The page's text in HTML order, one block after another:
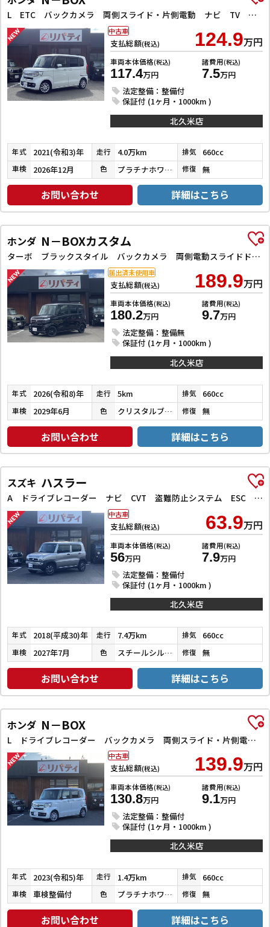
L ETC バックカメラ 両側スライド・片側電動 ナビ TV クリアランスソナー オートクルーズコントロール レーンアシスト 衝突被害軽減システム オートライト スマートキー アイドリングストップ
支払総額(税込) 124.9万円
車両本体価格(税込)
117.4万円
諸費用(税込)
7.5万円
法定整備：整備付
保証付 (1ヶ月・1000km )
中古車
北久米店
年式 2021(令和3)年 走行 4.0万km 排気 660cc
車検 2026年12月 色 プラチナホワイトパール 修復 無
お問い合わせ 詳細はこちら
ホンダ N－BOXカスタム
ターボ ブラックスタイル バックカメラ 両側電動スライドドア クリアランスソナー オートクルーズコントロール レーンアシスト オートライト スマートキー アイドリングストップ 電動格納ミラー シートヒーター CVT ESC
支払総額(税込) 189.9万円
車両本体価格(税込)
180.2万円
諸費用(税込)
9.7万円
法定整備：整備無
保証付 (1ヶ月・1000km )
届出済未使用車
北久米店
年式 2026(令和8)年 走行 5km 排気 660cc
車検 2029年6月 色 クリスタルブラックパール 修復 無
お問い合わせ 詳細はこちら
スズキ ハスラー
A ドライブレコーダー ナビ CVT 盗難防止システム ESC CD ミュージックプレイヤー接続可 Bluetooth エアコン パワーステアリング
支払総額(税込) 63.9万円
車両本体価格(税込)
56万円
諸費用(税込)
7.9万円
法定整備：整備付
保証付 (1ヶ月・1000km )
中古車
北久米店
年式 2018(平成30)年 走行 7.4万km 排気 660cc
車検 2027年7月 色 スチールシルバーメタリック 修復 無
お問い合わせ 詳細はこちら
ホンダ N－BOX
L ドライブレコーダー バックカメラ 両側スライド・片側電動 ナビ クリアランスソナー レーンアシスト 衝突被害軽減システム オートライト スマートキー アイドリングストップ 電動格納ミラー
支払総額(税込) 139.9万円
車両本体価格(税込)
130.8万円
諸費用(税込)
9.1万円
法定整備：整備付
保証付 (1ヶ月・1000km )
中古車
北久米店
年式 2023(令和5)年 走行 1.4万km 排気 660cc
車検 車検整備付 色 プラチナホワイトパール 修復 無
お問い合わせ 詳細はこちら